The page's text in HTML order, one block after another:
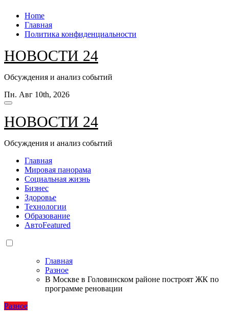
Перейти
содержанию
Home
Главная
Политика конфиденциальности
НОВОСТИ 24
Обсуждения и анализ событий
Пн. Авг 10th, 2026
НОВОСТИ 24
Обсуждения и анализ событий
Главная
Мировая панорама
Социальная жизнь
Бизнес
Здоровье
Технологии
Образование
АвтоFeatured
Главная
Разное
В Москве в Головинском районе построят ЖК по
программе реновации
Разное